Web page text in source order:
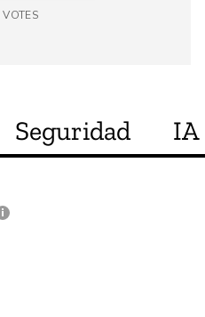
VOTES
Seguridad IA